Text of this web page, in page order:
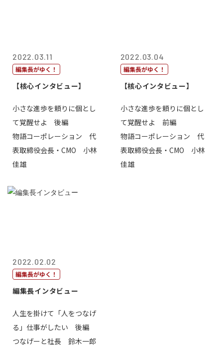
2022.03.11
編集長がゆく！
【核心インタビュー】
小さな進歩を頼りに個とし
て覚醒せよ 後編
物語コーポレーション 代
表取締役会長・CMO 小林
佳雄
2022.03.04
編集長がゆく！
【核心インタビュー】
小さな進歩を頼りに個とし
て覚醒せよ 前編
物語コーポレーション 代
表取締役会長・CMO 小林
佳雄
2022.02.02
編集長がゆく！
編集長インタビュー
人生を掛けて「人をつなげ
る」仕事がしたい 後編
つなげーと社長 鈴木一郎